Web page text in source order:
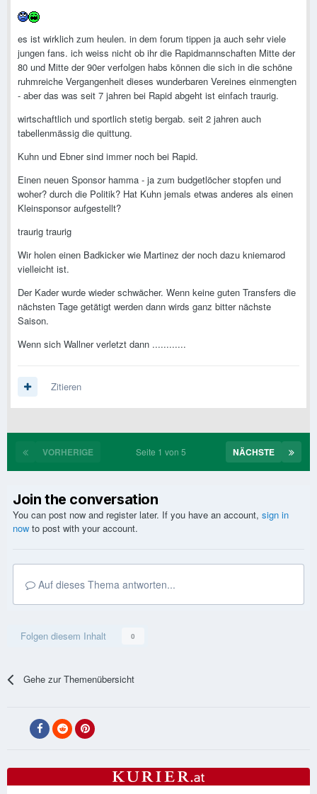
es ist wirklich zum heulen. in dem forum tippen ja auch sehr viele
jungen fans. ich weiss nicht ob ihr die Rapidmannschaften Mitte der
80 und Mitte der 90er verfolgen habs können die sich in die schöne
ruhmreiche Vergangenheit dieses wunderbaren Vereines einmengten
- aber das was seit 7 jahren bei Rapid abgeht ist einfach traurig.
wirtschaftlich und sportlich stetig bergab. seit 2 jahren auch
tabellenmässig die quittung.
Kuhn und Ebner sind immer noch bei Rapid.
Einen neuen Sponsor hamma - ja zum budgetlöcher stopfen und
woher? durch die Politik? Hat Kuhn jemals etwas anderes als einen
Kleinsponsor aufgestellt?
traurig traurig
Wir holen einen Badkicker wie Martinez der noch dazu kniemarod
vielleicht ist.
Der Kader wurde wieder schwächer. Wenn keine guten Transfers die
nächsten Tage getätigt werden dann wirds ganz bitter nächste
Saison.
Wenn sich Wallner verletzt dann ............
Zitieren
VORHERIGE NÄCHSTE
Seite 1 von 5
Join the conversation
You can post now and register later. If you have an account, sign in
now to post with your account.
Auf dieses Thema antworten...
Folgen diesem Inhalt 0
Gehe zur Themenübersicht